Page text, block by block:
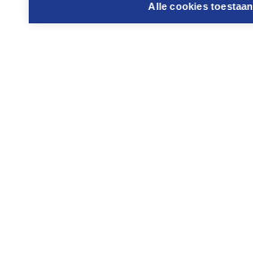
Alle cookies toestaan